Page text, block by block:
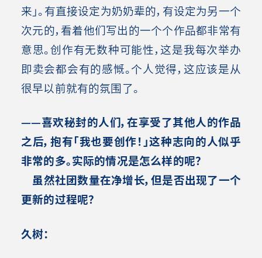
来」。有直接设定为奶奶辈的，有设定为另一个
次元的，看着他们写出的一个个作品都非常有
意思。创作有无数种可能性，这是我每次举办
即卖会都会有的感慨。个人觉得，这应该是从
很早以前就有的氛围了。
——喜欢秘封的人们，在享受了其他人的作品
之后，抱有「我也要创作！」这种志向的人似乎
非常的多。实际的情况是怎么样的呢？
虽然社团数量在净增长，但是否出现了一个
更新的过程呢？
久树：